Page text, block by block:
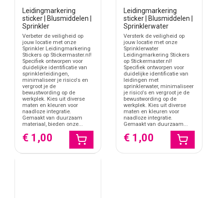
Leidingmarkering
sticker | Blusmiddelen |
Sprinkler
Verbeter de veiligheid op
jouw locatie met onze
Sprinkler Leidingmarkering
Stickers op Stickermaster.nl!
Specifiek ontworpen voor
duidelijke identificatie van
sprinklerleidingen,
minimaliseer je risico's en
vergroot je de
bewustwording op de
werkplek. Kies uit diverse
maten en kleuren voor
naadloze integratie.
Gemaakt van duurzaam
materiaal, bieden onze...
€ 1,00
Leidingmarkering
sticker | Blusmiddelen |
Sprinklerwater
Versterk de veiligheid op
jouw locatie met onze
Sprinklerwater
Leidingmarkering Stickers
op Stickermaster.nl!
Specifiek ontworpen voor
duidelijke identificatie van
leidingen met
sprinklerwater, minimaliseer
je risico's en vergroot je de
bewustwording op de
werkplek. Kies uit diverse
maten en kleuren voor
naadloze integratie.
Gemaakt van duurzaam...
€ 1,00